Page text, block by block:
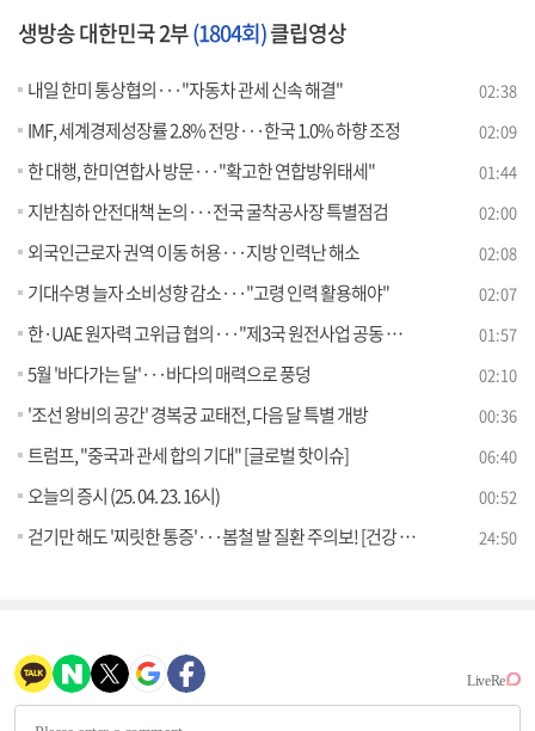
생방송 대한민국 2부(1804회)클립영상
내일 한미 통상협의···"자동차 관세 신속 해결" 02:38
IMF, 세계경제성장률 2.8% 전망···한국 1.0% 하향 조정 02:09
한 대행, 한미연합사 방문···"확고한 연합방위태세" 01:44
지반침하 안전대책 논의···전국 굴착공사장 특별점검 02:00
외국인근로자 권역 이동 허용···지방 인력난 해소 02:08
기대수명 늘자 소비성향 감소···"고령 인력 활용해야" 02:07
한·UAE 원자력 고위급 협의···"제3국 원전사업 공동 진출 추진" 01:57
5월 '바다가는 달'···바다의 매력으로 풍덩 02:10
'조선 왕비의 공간' 경복궁 교태전, 다음 달 특별 개방 00:36
트럼프, "중국과 관세 합의 기대" [글로벌 핫이슈] 06:40
오늘의 증시 (25. 04. 23. 16시) 00:52
걷기만 해도 '찌릿한 통증'···봄철 발 질환 주의보! [건강 365] 24:50